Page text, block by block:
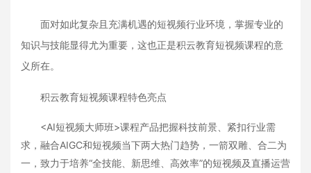
面对如此复杂且充满机遇的短视频行业环境，掌握专业的
知识与技能显得尤为重要，这也正是积云教育短视频课程的意
义所在。
积云教育短视频课程特色亮点
<AI短视频大师班>课程产品把握科技前景、紧扣行业需
求，融合AIGC和短视频当下两大热门趋势，一箭双雕、合二为
一，致力于培养“全技能、新思维、高效率”的短视频及直播运营